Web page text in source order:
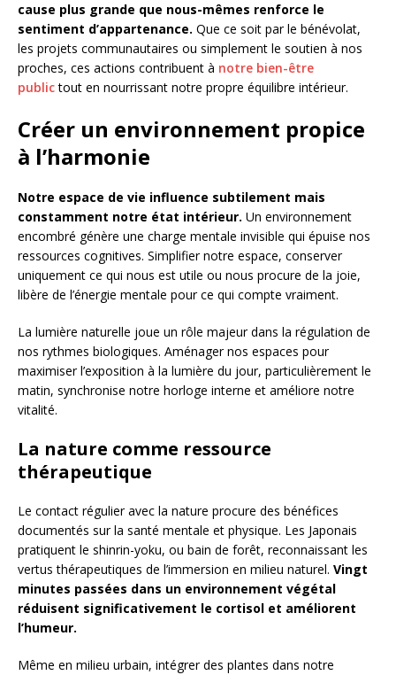
cause plus grande que nous-mêmes renforce le
sentiment d’appartenance. Que ce soit par le bénévolat,
les projets communautaires ou simplement le soutien à nos
proches, ces actions contribuent à notre bien-être
publictout en nourrissant notre propre équilibre intérieur.
Créer un environnement propice
à l’harmonie
Notre espace de vie influence subtilement mais
constamment notre état intérieur. Un environnement
encombré génère une charge mentale invisible qui épuise nos
ressources cognitives. Simplifier notre espace, conserver
uniquement ce qui nous est utile ou nous procure de la joie,
libère de l’énergie mentale pour ce qui compte vraiment.
La lumière naturelle joue un rôle majeur dans la régulation de
nos rythmes biologiques. Aménager nos espaces pour
maximiser l’exposition à la lumière du jour, particulièrement le
matin, synchronise notre horloge interne et améliore notre
vitalité.
La nature comme ressource
thérapeutique
Le contact régulier avec la nature procure des bénéfices
documentés sur la santé mentale et physique. Les Japonais
pratiquent le shinrin-yoku, ou bain de forêt, reconnaissant les
vertus thérapeutiques de l’immersion en milieu naturel. Vingt
minutes passées dans un environnement végétal
réduisent significativement le cortisol et améliorent
l’humeur.
Même en milieu urbain, intégrer des plantes dans notre